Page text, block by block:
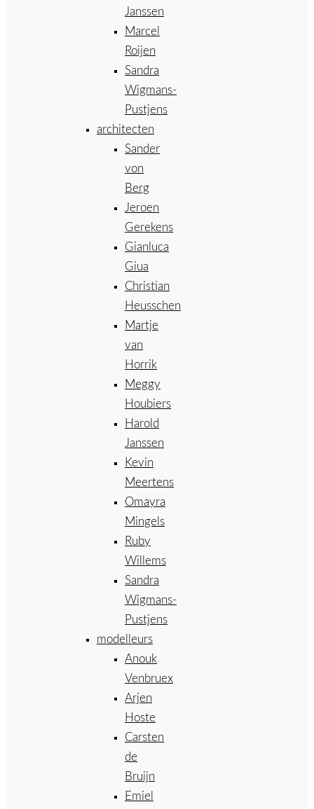
Janssen
Marcel
Roijen
Sandra
Wigmans-
Pustjens
architecten
Sander
von
Berg
Jeroen
Gerekens
Gianluca
Giua
Christian
Heusschen
Martje
van
Horrik
Meggy
Houbiers
Harold
Janssen
Kevin
Meertens
Omayra
Mingels
Ruby
Willems
Sandra
Wigmans-
Pustjens
modelleurs
Anouk
Venbruex
Arjen
Hoste
Carsten
de
Bruijn
Emiel